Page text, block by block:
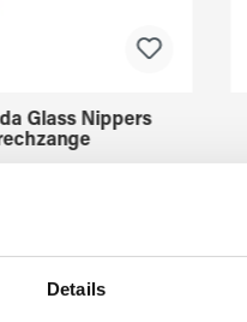
Details
Glass Nippers